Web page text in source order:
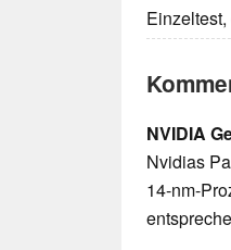
NVIDIA
Nvidias
14-nm-